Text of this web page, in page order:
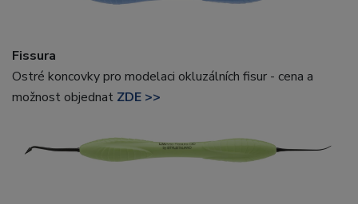
Fissura
Ostré koncovky pro modelaci okluzálních fisur - cena a
možnost objednat ZDE >>